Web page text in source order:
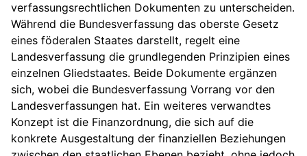
verfassungsrechtlichen Dokumenten zu unterscheiden.
Während die Bundesverfassung das oberste Gesetz
eines föderalen Staates darstellt, regelt eine
Landesverfassung die grundlegenden Prinzipien eines
einzelnen Gliedstaates. Beide Dokumente ergänzen
sich, wobei die Bundesverfassung Vorrang vor den
Landesverfassungen hat. Ein weiteres verwandtes
Konzept ist die Finanzordnung, die sich auf die
konkrete Ausgestaltung der finanziellen Beziehungen